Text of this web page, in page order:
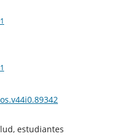
estudiantes